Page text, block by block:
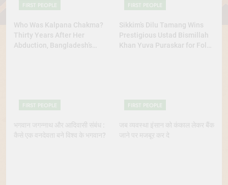
FIRST PEOPLE
Who Was Kalpana Chakma?
Thirty Years After Her
Abduction, Bangladesh’s
FIRST PEOPLE
Sikkim’s Dilu Tamang Wins
Prestigious Ustad Bismillah
Khan Yuva Puraskar for Folk
FIRST PEOPLE
भगवान जगन्नाथ और आदिवासी संबंध :
कैसे एक वनदेवता बने विश्व के भगवान?
FIRST PEOPLE
जब व्यवस्था इंसान को कंकाल लेकर बैंक
जाने पर मजबूर कर दे